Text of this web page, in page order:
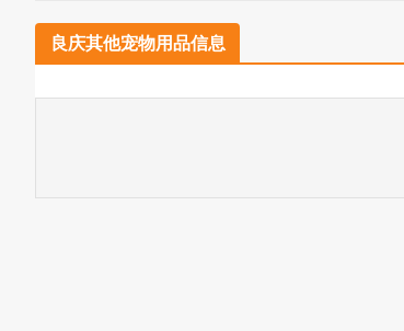
良庆其他宠物用品信息